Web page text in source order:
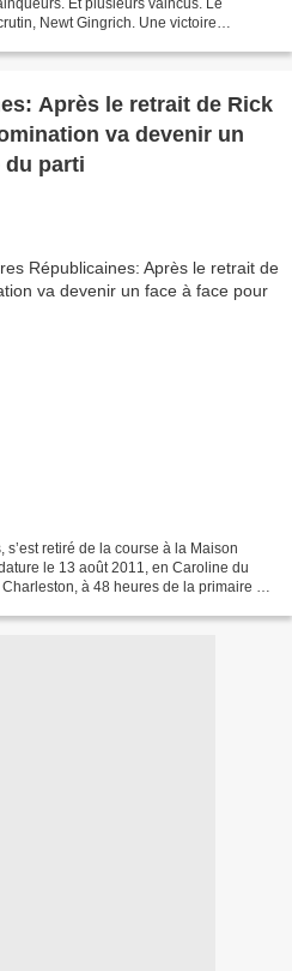
Newt Gingrich. Une victoire
Après le retrait de Rick
va devenir un
du parti
s’est retiré de la course à la Maison
le 13 août 2011, en Caroline du
à 48 heures de la primaire de